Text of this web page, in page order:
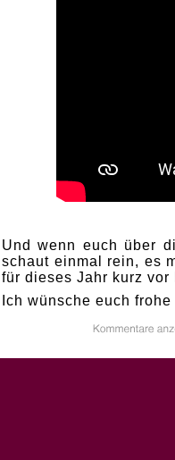
Und wenn euch über
schaut einmal rein, es
für dieses Jahr kurz
Ich wünsche euch